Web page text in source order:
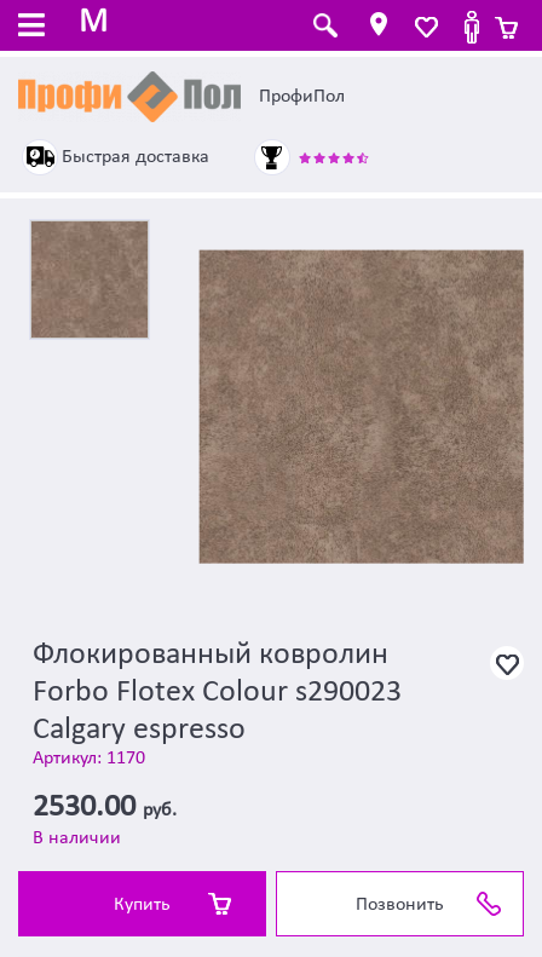
M
ПрофиПол
Быстрая доставка
Флокированный ковролин
Forbo Flotex Colour s290023
Calgary espresso
Артикул: 1170
2530.00 руб.
В наличии
Купить Позвонить